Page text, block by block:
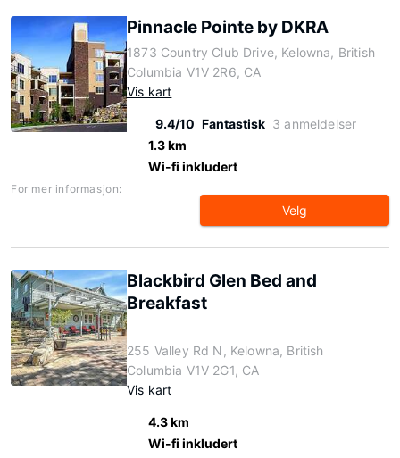
Pinnacle Pointe by DKRA
1873 Country Club Drive, Kelowna, British
Columbia V1V 2R6, CA
Vis kart
9.4/10 Fantastisk 3 anmeldelser
1.3 km
Wi-fi inkludert
For mer informasjon:
Velg
Blackbird Glen Bed and
Breakfast
255 Valley Rd N, Kelowna, British
Columbia V1V 2G1, CA
Vis kart
4.3 km
Wi-fi inkludert